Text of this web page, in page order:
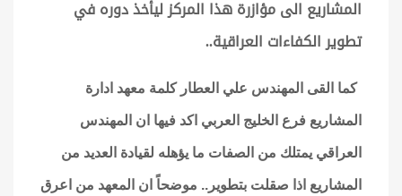
المشاريع الى مؤازرة هذا المركز ليأخذ دوره في
تطوير الكفاءات العراقية..
كما القى المهندس علي العطار كلمة معهد ادارة
المشاريع فرع الخليج العربي اكد فيها ان المهندس
العراقي يمتلك من الصفات ما يؤهله لقيادة العديد من
المشاريع اذا صقلت بتطوير.. موضحاً ان المعهد من اعرق